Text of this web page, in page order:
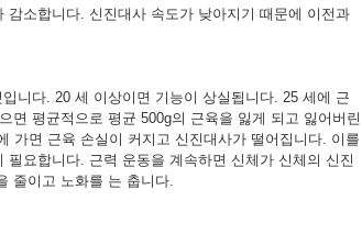
소합니다. 신진대사 속도가 낮아지기 때문에 이전과
니다. 20 세 이상이면 기능이 상실됩니다. 25 세에 근
면 평균적으로 평균 500g의 근육을 잃게 되고 잃어버린
가면 근육 손실이 커지고 신진대사가 떨어집니다. 이를
요합니다. 근력 운동을 계속하면 신체가 신체의 신진
줄이고 노화를 는 춥니다.